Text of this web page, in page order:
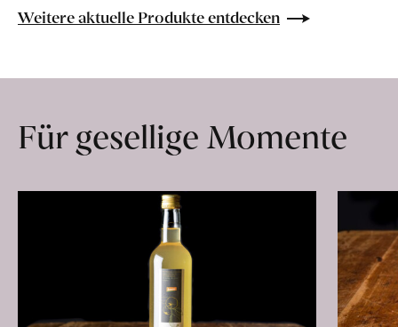
Lebensmittel
Hof
erfahren
Weitere aktuelle Produkte entdecken
Für gesellige Momente